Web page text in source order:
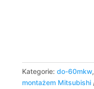
Kategorie: do-60mkw,
montażem Mitsubishi